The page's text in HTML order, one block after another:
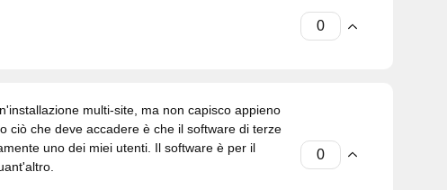
multi-site, ma non capisco appieno
ciò che deve accadere è che il software di terze
uno dei miei utenti. Il software è per il